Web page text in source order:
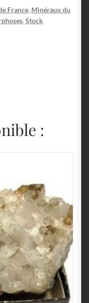
France, Minéraux du
, Stock
: